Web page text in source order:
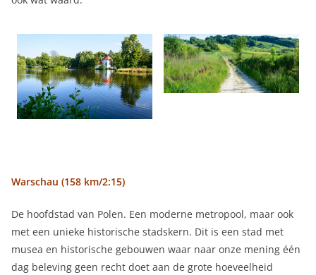
Warschau (158 km/2:15)
De hoofdstad van Polen. Een moderne metropool, maar ook
met een unieke historische stadskern. Dit is een stad met
musea en historische gebouwen waar naar onze mening één
dag beleving geen recht doet aan de grote hoeveelheid